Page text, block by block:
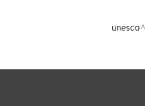
unesco